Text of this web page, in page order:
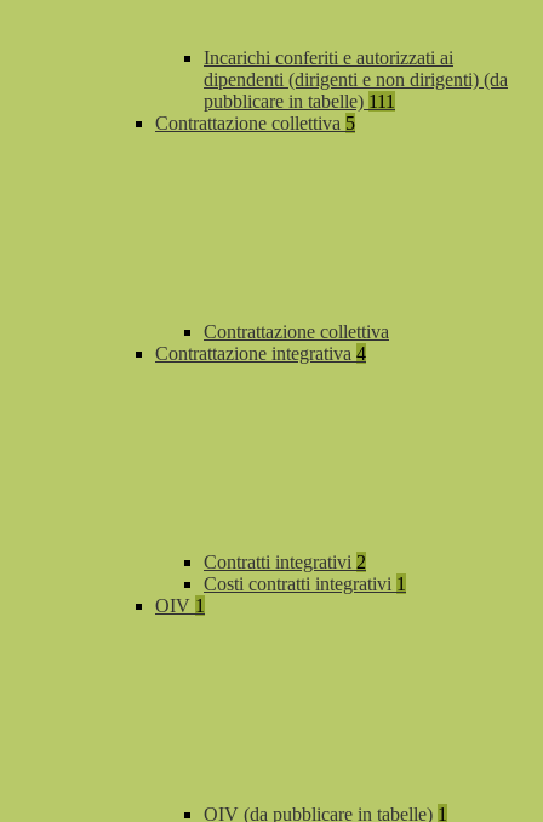
Incarichi conferiti e autorizzati ai
dipendenti (dirigenti e non dirigenti) (da
pubblicare in tabelle) 111
Contrattazione collettiva 5
Contrattazione collettiva
Contrattazione integrativa 4
Contratti integrativi 2
Costi contratti integrativi 1
OIV 1
OIV (da pubblicare in tabelle) 1